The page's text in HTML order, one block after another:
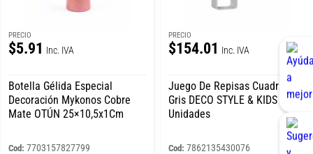
PRECIO
$5.91 Inc. IVA
Botella Gélida Especial
Decoración Mykonos Cobre
Mate OTÚN 25×10,5x1Cm
Cod: 7703157827799
PRECIO
$154.01 Inc. IVA
Juego De Repisas Cuadrada
Gris DECO STYLE & KIDS x 3
Unidades
Cod: 7862135430076